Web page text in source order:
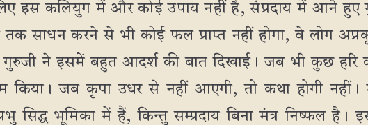
इस कलियुग में और कोई उपाय नहीं है, संप्रदाय में आने हुए
तक साधन करने से भी कोई फल प्राप्त नहीं होगा, वे लोग
गुरुजी ने इसमें बहुत आदर्श की बात दिखाई। जब भी कुछ हरि
किया। जब कृपा उधर से नहीं आएगी, तो कथा होगी नहीं।
सिद्ध भूमिका में हैं, किन्तु सम्प्रदाय बिना मंत्र निष्फल है।